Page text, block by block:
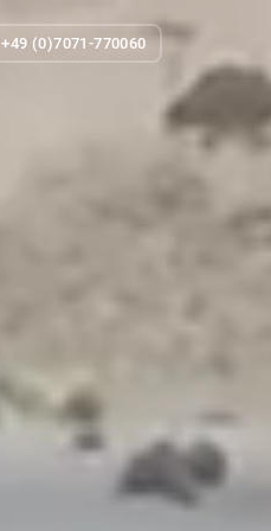
+49 (0)7071-770060